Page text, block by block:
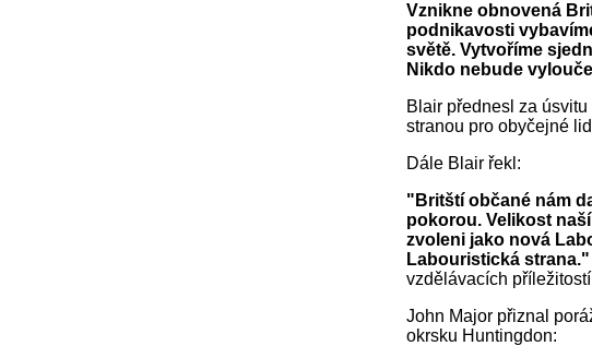
Vznikne obnovená
podnikavosti
světě. Vytvoříme
Nikdo nebude
Blair přednesl za
stranou pro obyčejné
Dále Blair řekl:
"Britští občané nám
pokorou. Velikost
zvoleni jako nová
Labouristická strana."
vzdělávacích
John Major přiznal
okrsku Huntingdon: